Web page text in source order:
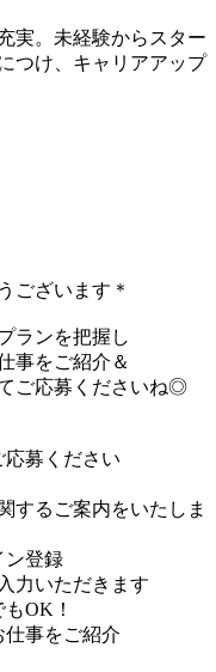
実。未経験からスター
つけ、キャリアアップ
ございます＊
ランを把握し
事をご紹介＆
ご応募くださいね◎
募ください
するご案内をいたしま
ン登録
力いただきます
OK！
事をご紹介